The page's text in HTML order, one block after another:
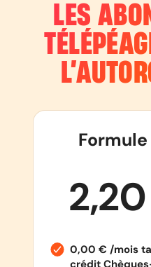
LES
0,00 € /mois
crédit